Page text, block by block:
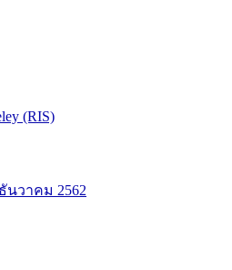
(RIS)
วาคม 2562